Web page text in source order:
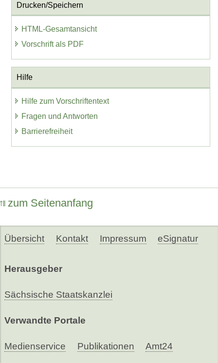
Drucken/Speichern
HTML-Gesamtansicht
Vorschrift als PDF
Hilfe
Hilfe zum Vorschriftentext
Fragen und Antworten
Barrierefreiheit
zum Seitenanfang
Übersicht Kontakt Impressum eSignatur
Herausgeber
Sächsische Staatskanzlei
Verwandte Portale
Medienservice Publikationen Amt24